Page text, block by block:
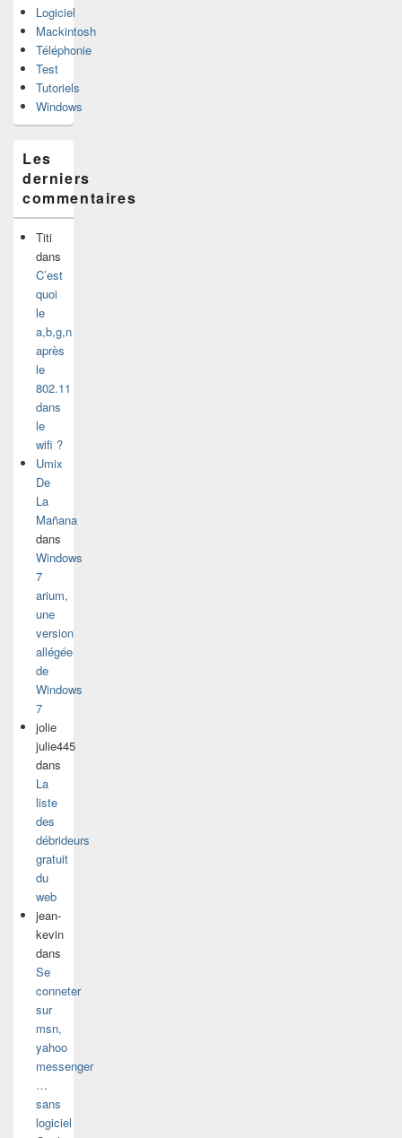
Logiciel
Mackintosh
Téléphonie
Test
Tutoriels
Windows
Les
derniers
commentaires
Titi
dans
C’est
quoi
le
a,b,g,n
après
le
802.11
dans
le
wifi ?
Umix
De
La
Mañana
dans
Windows
7
arium,
une
version
allégée
de
Windows
7
jolie
julie445
dans
La
liste
des
débrideurs
gratuit
du
web
jean-
kevin
dans
Se
conneter
sur
msn,
yahoo
messenger
…
sans
logiciel